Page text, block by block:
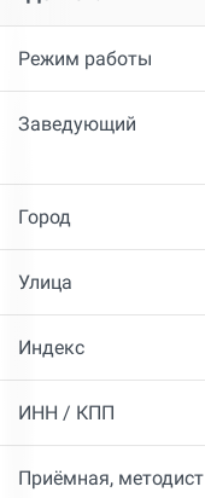
Режим работы
Заведующий
Город
Улица
Индекс
ИНН / КПП
Приёмная, методист